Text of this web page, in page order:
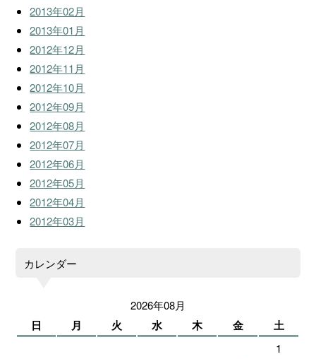
2013年02月
2013年01月
2012年12月
2012年11月
2012年10月
2012年09月
2012年08月
2012年07月
2012年06月
2012年05月
2012年04月
2012年03月
カレンダー
2026年08月
日 月 火 水 木 金 土
1